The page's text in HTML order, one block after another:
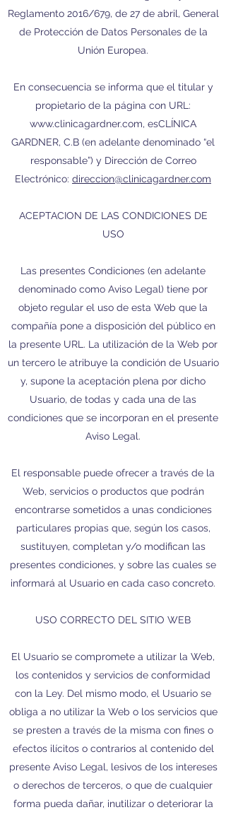
Reglamento 2016/679, de 27 de abril, General
de Protección de Datos Personales de la
Unión Europea.
En consecuencia se informa que el titular y
propietario de la página con URL:
www.clinicagardner.com, esCLÍNICA
GARDNER, C.B (en adelante denominado “el
responsable”) y Dirección de Correo
Electrónico: direccion@clinicagardner.com
ACEPTACION DE LAS CONDICIONES DE
USO
Las presentes Condiciones (en adelante
denominado como Aviso Legal) tiene por
objeto regular el uso de esta Web que la
compañía pone a disposición del público en
la presente URL. La utilización de la Web por
un tercero le atribuye la condición de Usuario
y, supone la aceptación plena por dicho
Usuario, de todas y cada una de las
condiciones que se incorporan en el presente
Aviso Legal.
El responsable puede ofrecer a través de la
Web, servicios o productos que podrán
encontrarse sometidos a unas condiciones
particulares propias que, según los casos,
sustituyen, completan y/o modifican las
presentes condiciones, y sobre las cuales se
informará al Usuario en cada caso concreto.
USO CORRECTO DEL SITIO WEB
El Usuario se compromete a utilizar la Web,
los contenidos y servicios de conformidad
con la Ley. Del mismo modo, el Usuario se
obliga a no utilizar la Web o los servicios que
se presten a través de la misma con fines o
efectos ilícitos o contrarios al contenido del
presente Aviso Legal, lesivos de los intereses
o derechos de terceros, o que de cualquier
forma pueda dañar, inutilizar o deteriorar la